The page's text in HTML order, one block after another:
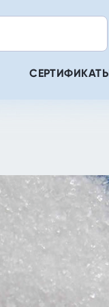
СЕРТИФИКАТЫ